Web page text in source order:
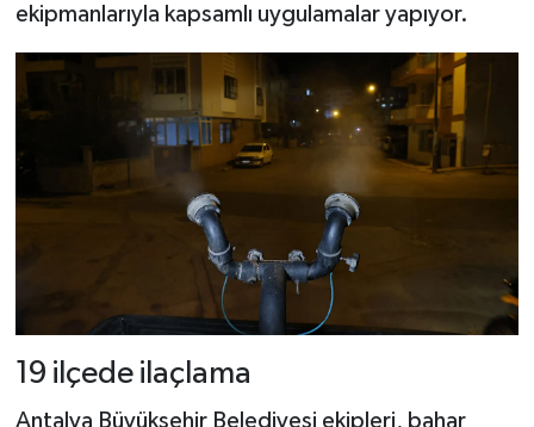
ekipmanlarıyla kapsamlı uygulamalar yapıyor.
19 ilçede ilaçlama
Antalya Büyükşehir Belediyesi ekipleri, bahar